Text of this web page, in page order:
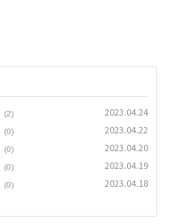
(2) 2023.04.24
(0) 2023.04.22
(0) 2023.04.20
(0) 2023.04.19
(0) 2023.04.18